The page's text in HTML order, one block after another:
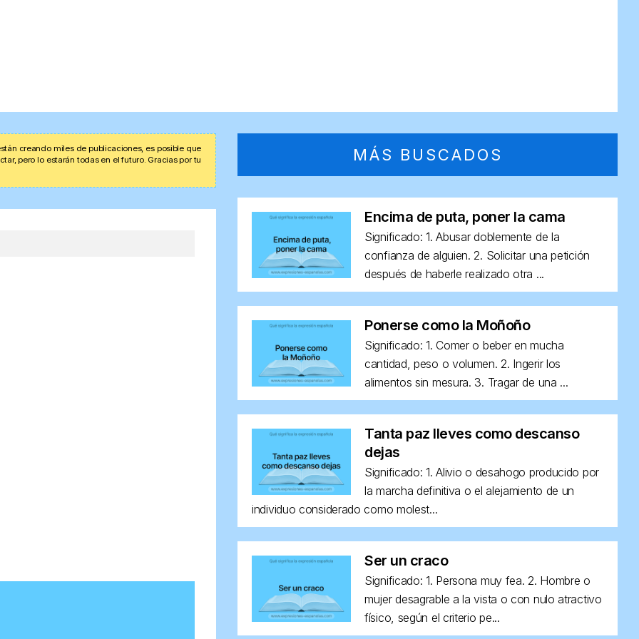
creando miles de publicaciones, es posible que
pero lo estarán todas en el futuro. Gracias por tu
MÁS BUSCADOS
Encima de puta, poner la cama
Significado: 1. Abusar doblemente de la
confianza de alguien. 2. Solicitar una petición
después de haberle realizado otra ...
Ponerse como la Moñoño
Significado: 1. Comer o beber en mucha
cantidad, peso o volumen. 2. Ingerir los
alimentos sin mesura. 3. Tragar de una ...
Tanta paz lleves como descanso
dejas
Significado: 1. Alivio o desahogo producido por
la marcha definitiva o el alejamiento de un
individuo considerado como molest...
Ser un craco
Significado: 1. Persona muy fea. 2. Hombre o
mujer desagrable a la vista o con nulo atractivo
físico, según el criterio pe...